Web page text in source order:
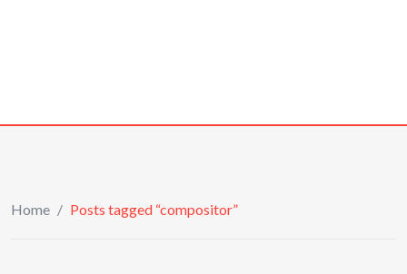
Home / Posts tagged “compositor”